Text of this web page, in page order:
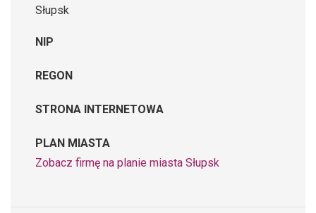
Słupsk
NIP
REGON
STRONA INTERNETOWA
PLAN MIASTA
Zobacz firmę na planie miasta Słupsk